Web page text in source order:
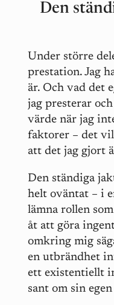
Den
Under större
prestation. Jag
är. Och vad det
jag presterar
värde när jag
faktorer – det
att det jag gjort
Den ständiga
helt oväntat – i
lämna rollen
åt att göra
omkring mig
en utbrändhet
ett existentiellt
sant om sin